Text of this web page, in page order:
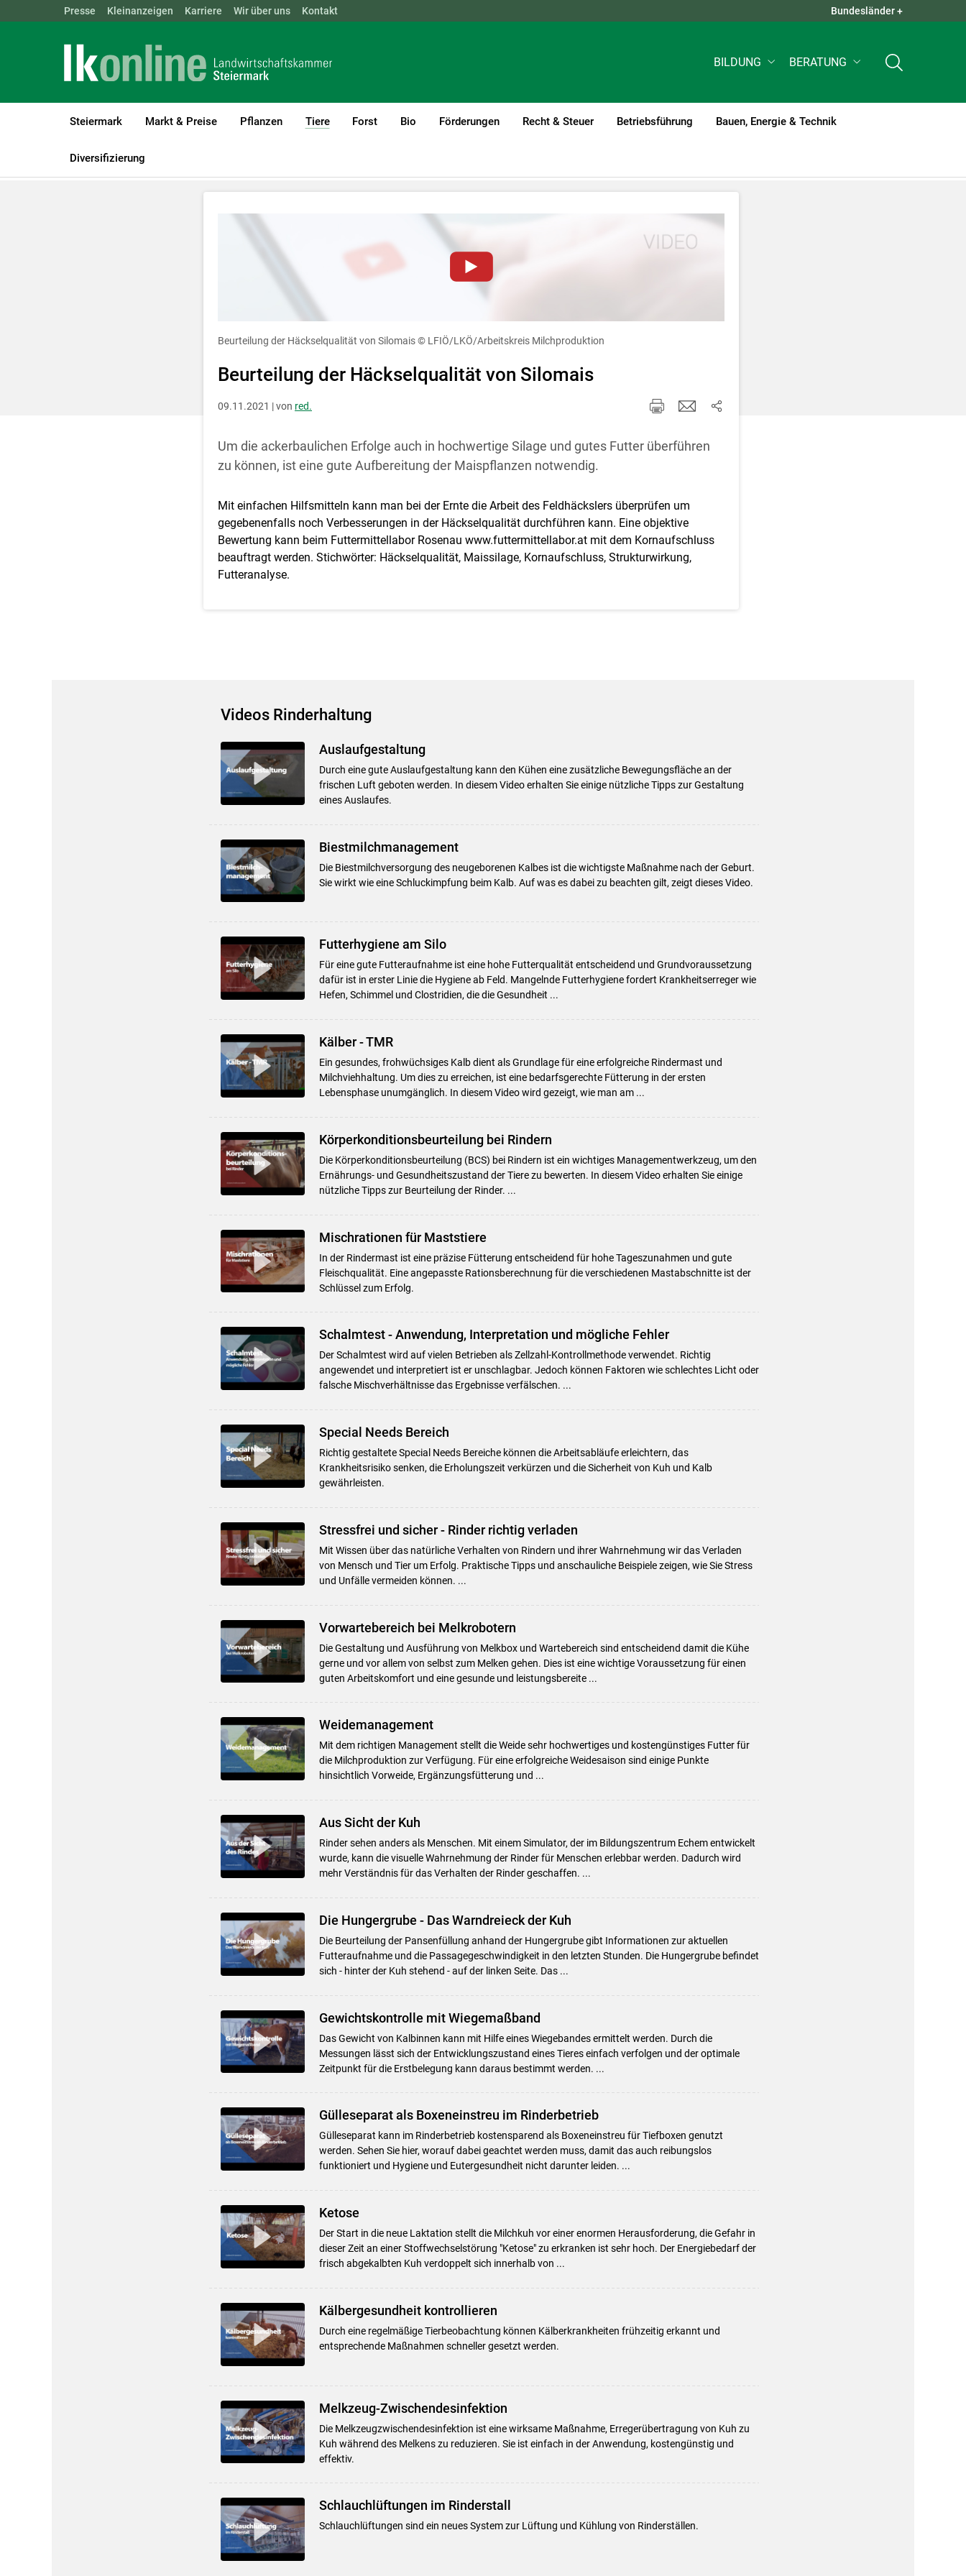
Landwirtschaftskammern: ÖSTERREICH BGLD KTN NÖ QUICK LINKS +
Presse Kleinanzeigen Karriere Wir über uns Kontakt Bundesländer +
BILDUNG BERATUNG
Steiermark Markt & Preise Pflanzen Tiere
(current)1
Forst Bio Förderungen Recht & Steuer Betriebsführung Bauen, Energie & Technik
Diversifizierung
LK Steiermark Tiere
Zum Abspielen von YouTube-Videos auf dieser Website müssen Cookies gesetzt werden
Für weitere Informationen lesen Sie bitte unsere
Entscheidung für diese Website in den Cookie-Einstellungen jederzeit einsehen und korrigieren
Beurteilung der Häckselqualität von Silomais© LFIÖ/LKÖ/Arbeitskreis Milchproduktion
Beurteilung der Häckselqualität von Silomais
09.11.2021 | von red.
Um die ackerbaulichen Erfolge auch in hochwertige Silage und gutes Futter überführen
zu können, ist eine gute Aufbereitung der Maispflanzen notwendig.
Mit einfachen Hilfsmitteln kann man bei der Ernte die Arbeit des Feldhäckslers überprüfen um
gegebenenfalls noch Verbesserungen in der Häckselqualität durchführen kann. Eine objektive
Bewertung kann beim Futtermittellabor Rosenau www.futtermittellabor.at mit dem Kornaufschluss
beauftragt werden. Stichwörter: Häckselqualität, Maissilage, Kornaufschluss, Strukturwirkung,
Futteranalyse.
Videos Rinderhaltung
Auslaufgestaltung
Durch eine gute Auslaufgestaltung kann den Kühen eine zusätzliche Bewegungsfläche an der
frischen Luft geboten werden. In diesem Video erhalten Sie einige nützliche Tipps zur Gestaltung
eines Auslaufes.
Biestmilchmanagement
Die Biestmilchversorgung des neugeborenen Kalbes ist die wichtigste Maßnahme nach der Geburt.
Sie wirkt wie eine Schluckimpfung beim Kalb. Auf was es dabei zu beachten gilt, zeigt dieses Video.
Futterhygiene am Silo
Für eine gute Futteraufnahme ist eine hohe Futterqualität entscheidend und Grundvoraussetzung
dafür ist in erster Linie die Hygiene ab Feld. Mangelnde Futterhygiene fordert Krankheitserreger wie
Hefen, Schimmel und Clostridien, die die Gesundheit ...
Kälber - TMR
Ein gesundes, frohwüchsiges Kalb dient als Grundlage für eine erfolgreiche Rindermast und
Milchviehhaltung. Um dies zu erreichen, ist eine bedarfsgerechte Fütterung in der ersten
Lebensphase unumgänglich. In diesem Video wird gezeigt, wie man am ...
Körperkonditionsbeurteilung bei Rindern
Die Körperkonditionsbeurteilung (BCS) bei Rindern ist ein wichtiges Managementwerkzeug, um den
Ernährungs- und Gesundheitszustand der Tiere zu bewerten. In diesem Video erhalten Sie einige
nützliche Tipps zur Beurteilung der Rinder. ...
Mischrationen für Maststiere
In der Rindermast ist eine präzise Fütterung entscheidend für hohe Tageszunahmen und gute
Fleischqualität. Eine angepasste Rationsberechnung für die verschiedenen Mastabschnitte ist der
Schlüssel zum Erfolg.
Schalmtest - Anwendung, Interpretation und mögliche Fehler
Der Schalmtest wird auf vielen Betrieben als Zellzahl-Kontrollmethode verwendet. Richtig
angewendet und interpretiert ist er unschlagbar. Jedoch können Faktoren wie schlechtes Licht oder
falsche Mischverhältnisse das Ergebnisse verfälschen. ...
Special Needs Bereich
Richtig gestaltete Special Needs Bereiche können die Arbeitsabläufe erleichtern, das
Krankheitsrisiko senken, die Erholungszeit verkürzen und die Sicherheit von Kuh und Kalb
gewährleisten.
Stressfrei und sicher - Rinder richtig verladen
Mit Wissen über das natürliche Verhalten von Rindern und ihrer Wahrnehmung wir das Verladen
von Mensch und Tier um Erfolg. Praktische Tipps und anschauliche Beispiele zeigen, wie Sie Stress
und Unfälle vermeiden können. ...
Vorwartebereich bei Melkrobotern
Die Gestaltung und Ausführung von Melkbox und Wartebereich sind entscheidend damit die Kühe
gerne und vor allem von selbst zum Melken gehen. Dies ist eine wichtige Voraussetzung für einen
guten Arbeitskomfort und eine gesunde und leistungsbereite ...
Weidemanagement
Mit dem richtigen Management stellt die Weide sehr hochwertiges und kostengünstiges Futter für
die Milchproduktion zur Verfügung. Für eine erfolgreiche Weidesaison sind einige Punkte
hinsichtlich Vorweide, Ergänzungsfütterung und ...
Aus Sicht der Kuh
Rinder sehen anders als Menschen. Mit einem Simulator, der im Bildungszentrum Echem entwickelt
wurde, kann die visuelle Wahrnehmung der Rinder für Menschen erlebbar werden. Dadurch wird
mehr Verständnis für das Verhalten der Rinder geschaffen. ...
Die Hungergrube - Das Warndreieck der Kuh
Die Beurteilung der Pansenfüllung anhand der Hungergrube gibt Informationen zur aktuellen
Futteraufnahme und die Passagegeschwindigkeit in den letzten Stunden. Die Hungergrube befindet
sich - hinter der Kuh stehend - auf der linken Seite. Das ...
Gewichtskontrolle mit Wiegemaßband
Das Gewicht von Kalbinnen kann mit Hilfe eines Wiegebandes ermittelt werden. Durch die
Messungen lässt sich der Entwicklungszustand eines Tieres einfach verfolgen und der optimale
Zeitpunkt für die Erstbelegung kann daraus bestimmt werden. ...
Gülleseparat als Boxeneinstreu im Rinderbetrieb
Gülleseparat kann im Rinderbetrieb kostensparend als Boxeneinstreu für Tiefboxen genutzt
werden. Sehen Sie hier, worauf dabei geachtet werden muss, damit das auch reibungslos
funktioniert und Hygiene und Eutergesundheit nicht darunter leiden. ...
Ketose
Der Start in die neue Laktation stellt die Milchkuh vor einer enormen Herausforderung, die Gefahr in
dieser Zeit an einer Stoffwechselstörung "Ketose" zu erkranken ist sehr hoch. Der Energiebedarf der
frisch abgekalbten Kuh verdoppelt sich innerhalb von ...
Kälbergesundheit kontrollieren
Durch eine regelmäßige Tierbeobachtung können Kälberkrankheiten frühzeitig erkannt und
entsprechende Maßnahmen schneller gesetzt werden.
Melkzeug-Zwischendesinfektion
Die Melkzeugzwischendesinfektion ist eine wirksame Maßnahme, Erregerübertragung von Kuh zu
Kuh während des Melkens zu reduzieren. Sie ist einfach in der Anwendung, kostengünstig und
effektiv.
Schlauchlüftungen im Rinderstall
Schlauchlüftungen sind ein neues System zur Lüftung und Kühlung von Rinderställen.